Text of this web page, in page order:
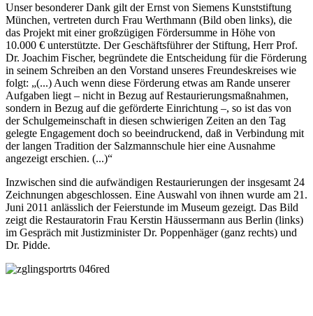
Unser besonderer Dank gilt der Ernst von Siemens Kunststiftung
München, vertreten durch Frau Werthmann (Bild oben links), die
das Projekt mit einer großzügigen Fördersumme in Höhe von
10.000 € unterstützte. Der Geschäftsführer der Stiftung, Herr Prof.
Dr. Joachim Fischer, begründete die Entscheidung für die Förderung
in seinem Schreiben an den Vorstand unseres Freundeskreises wie
folgt: „(...) Auch wenn diese Förderung etwas am Rande unserer
Aufgaben liegt – nicht in Bezug auf Restaurierungsmaßnahmen,
sondern in Bezug auf die geförderte Einrichtung –, so ist das von
der Schulgemeinschaft in diesen schwierigen Zeiten an den Tag
gelegte Engagement doch so beeindruckend, daß in Verbindung mit
der langen Tradition der Salzmannschule hier eine Ausnahme
angezeigt erschien. (...)“
Inzwischen sind die aufwändigen Restaurierungen der insgesamt 24
Zeichnungen abgeschlossen. Eine Auswahl von ihnen wurde am 21.
Juni 2011 anlässlich der Feierstunde im Museum gezeigt. Das Bild
zeigt die Restauratorin Frau Kerstin Häussermann aus Berlin (links)
im Gespräch mit Justizminister Dr. Poppenhäger (ganz rechts) und
Dr. Pidde.